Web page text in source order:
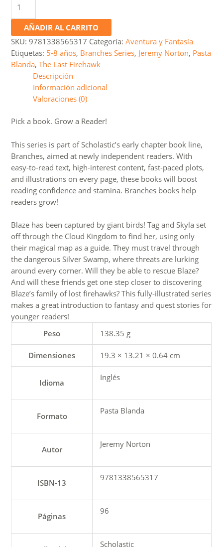
Silver
Swamp:
A
Branches
Book
(The
Firehawk
AÑADIR AL CARRITO
SKU:9781338565317 Categoría:Aventura y Fantasía
Etiquetas: 5-8 años, Branches Series, Jeremy Norton, Pasta
Blanda,The Last Firehawk
Descripción
Información adicional
Valoraciones (0)
Pick a book. Grow a Reader!
This series is part of Scholastic’s early chapter book line,
Branches, aimed at newly independent readers. With
easy-to-read text, high-interest content, fast-paced plots,
and illustrations on every page, these books will boost
reading confidence and stamina. Branches books help
readers grow!
Blaze has been captured by giant birds! Tag and Skyla set
off through the Cloud Kingdom to find her, using only
their magical map as a guide. They must travel through
the dangerous Silver Swamp, where threats are lurking
around every corner. Will they be able to rescue Blaze?
And will these friends get one step closer to discovering
Blaze’s family of lost firehawks? This fully-illustrated series
makes a great introduction to fantasy and quest stories for
younger readers!
Peso
138.35 g
Dimensiones 19.3 × 13.21 × 0.64 cm
Idioma
Inglés
Formato
Pasta Blanda
Autor
Jeremy Norton
ISBN-13
9781338565317
Páginas
96
Scholastic